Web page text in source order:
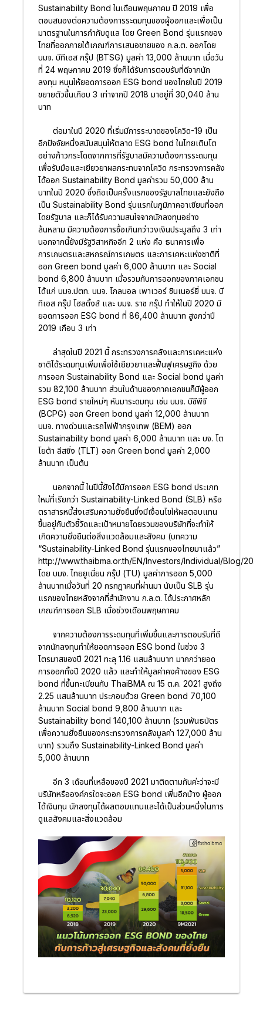
Sustainability Bond ในเดือนพฤษภาคม ปี 2019 เพื่อ
ตอบสนองต่อความต้องการระดมทุนของผู้ออกและเพื่อเป็น
มาตรฐานในการกำกับดูแล โดย Green Bond รุ่นแรกของ
ไทยที่ออกภายใต้เกณฑ์การเสนอขายของ ก.ล.ต. ออกโดย
บมจ. บีทีเอส กรุ๊ป (BTSG) มูลค่า 13,000 ล้านบาท เมื่อวัน
ที่ 24 พฤษภาคม 2019 ซึ่งก็ได้รับการตอบรับที่ดีจากนัก
ลงทุน หนุนให้ยอดการออก ESG bond ของไทยในปี 2019
ขยายตัวขึ้นเกือบ 3 เท่าจากปี 2018 มาอยู่ที่ 30,040 ล้าน
บาท
ต่อมาในปี 2020 ที่เริ่มมีการระบาดของโควิด-19 เป็น
อีกปัจจัยหนึ่งสนับสนุนให้ตลาด ESG bond ในไทยเติบโต
อย่างก้าวกระโดดจากการที่รัฐบาลมีความต้องการระดมทุน
เพื่อรับมือและเยียวยาผลกระทบจากโควิด กระทรวงการคลัง
ได้ออก Sustainability Bond มูลค่ารวม 50,000 ล้าน
บาทในปี 2020 ซึ่งถือเป็นครั้งแรกของรัฐบาลไทยและยังถือ
เป็น Sustainability Bond รุ่นแรกในภูมิภาคอาเซียนที่ออก
โดยรัฐบาล และก็ได้รับความสนใจจากนักลงทุนอย่าง
ล้นหลาม มีความต้องการซื้อเกินกว่าวงเงินประมูลถึง 3 เท่า
นอกจากนี้ยังมีรัฐวิสาหกิจอีก 2 แห่ง คือ ธนาคารเพื่อ
การเกษตรและสหกรณ์การเกษตร และการเคหะแห่งชาติที่
ออก Green bond มูลค่า 6,000 ล้านบาท และ Social
bond 6,800 ล้านบาท เมื่อรวมกับการออกของภาคเอกชน
ได้แก่ บมจ.ปตท. บมจ. โกลบอล เพาเวอร์ ซินเนอร์ยี่ บมจ. บี
ทีเอส กรุ๊ป โฮลดิ้งส์ และ บมจ. ราช กรุ๊ป ทำให้ในปี 2020 มี
ยอดการออก ESG bond ที่ 86,400 ล้านบาท สูงกว่าปี
2019 เกือบ 3 เท่า
ล่าสุดในปี 2021 นี้ กระทรวงการคลังและการเคหะแห่ง
ชาติได้ระดมทุนเพิ่มเพื่อใช้เยียวยาและฟื้นฟูเศรษฐกิจ ด้วย
การออก Sustainability Bond และ Social bond มูลค่า
รวม 82,100 ล้านบาท ส่วนในด้านของภาคเอกชนก็มีผู้ออก
ESG bond รายใหม่ๆ หันมาระดมทุน เช่น บมจ. บีซีพีจี
(BCPG) ออก Green bond มูลค่า 12,000 ล้านบาท
บมจ. ทางด่วนและรถไฟฟ้ากรุงเทพ (BEM) ออก
Sustainability bond มูลค่า 6,000 ล้านบาท และ บจ. โต
โยต้า ลีสซิ่ง (TLT) ออก Green bond มูลค่า 2,000
ล้านบาท เป็นต้น
นอกจากนี้ ในปีนี้ยังได้มีการออก ESG bond ประเภท
ใหม่ที่เรียกว่า Sustainability-Linked Bond (SLB) หรือ
ตราสารหนี้ส่งเสริมความยั่งยืนซึ่งมีเงื่อนไขให้ผลตอบแทน
ขึ้นอยู่กับตัวชี้วัดและเป้าหมายโดยรวมของบริษัทที่จะทำให้
เกิดความยั่งยืนต่อสิ่งแวดล้อมและสังคม (บทความ
“Sustainability-Linked Bond รุ่นแรกของไทยมาแล้ว”
http://www.thaibma.or.th/EN/Investors/Individual/Blog/
โดย บมจ. ไทยยูเนี่ยน กรุ๊ป (TU) มูลค่าการออก 5,000
ล้านบาทเมื่อวันที่ 20 กรกฎาคมที่ผ่านมา นับเป็น SLB รุ่น
แรกของไทยหลังจากที่สำนักงาน ก.ล.ต. ได้ประกาศหลัก
เกณฑ์การออก SLB เมื่อช่วงเดือนพฤษภาคม
จากความต้องการระดมทุนที่เพิ่มขึ้นและการตอบรับที่ดี
จากนักลงทุนทำให้ยอดการออก ESG bond ในช่วง 3
ไตรมาสของปี 2021 ทะลุ 1.16 แสนล้านบาท มากกว่ายอด
การออกทั้งปี 2020 แล้ว และทำให้มูลค่าคงค้างของ ESG
bond ที่ขึ้นทะเบียนกับ ThaiBMA ณ 15 ต.ค. 2021 สูงถึง
2.25 แสนล้านบาท ประกอบด้วย Green bond 70,100
ล้านบาท Social bond 9,800 ล้านบาท และ
Sustainability bond 140,100 ล้านบาท (รวมพันธบัตร
เพื่อความยั่งยืนของกระทรวงการคลังมูลค่า 127,000 ล้าน
บาท) รวมถึง Sustainability-Linked Bond มูลค่า
5,000 ล้านบาท
อีก 3 เดือนที่เหลือของปี 2021 มาติดตามกันค่ะว่าจะมี
บริษัทหรือองค์กรใดจะออก ESG bond เพิ่มอีกบ้าง ผู้ออก
ได้เงินทุน นักลงทุนได้ผลตอบแทนและได้เป็นส่วนหนึ่งในการ
ดูแลสังคมและสิ่งแวดล้อม